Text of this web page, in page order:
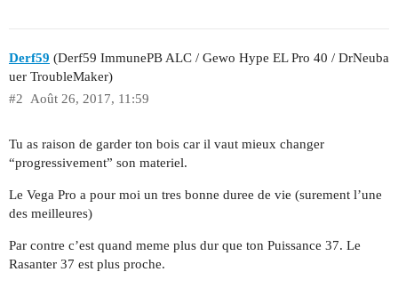
Derf59 (Derf59 ImmunePB ALC / Gewo Hype EL Pro 40 / DrNeuba
uer TroubleMaker)
Août 26, 2017, 11:59
#2
Tu as raison de garder ton bois car il vaut mieux changer
“progressivement” son materiel.
Le Vega Pro a pour moi un tres bonne duree de vie (surement l’une
des meilleures)
Par contre c’est quand meme plus dur que ton Puissance 37. Le
Rasanter 37 est plus proche.